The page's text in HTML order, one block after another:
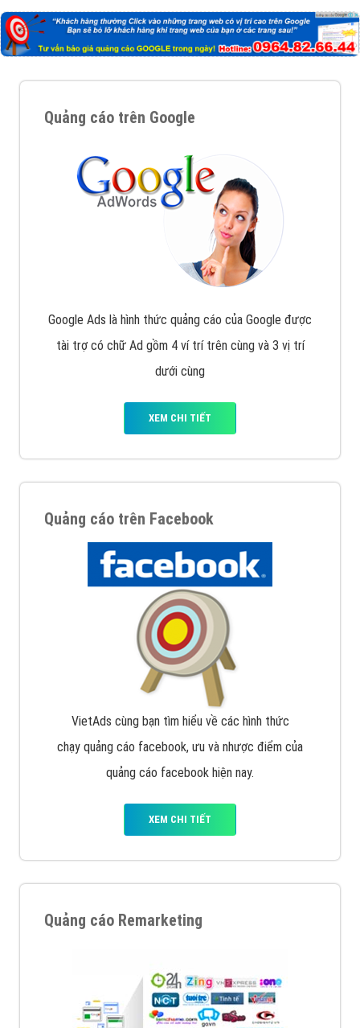
Nếu bạn đang cần quảng cáo, thiết kế web,
triển Website cho doanh nghiệp mình
. Đừng chần
chừ hãy nhấc máy lên và gọi ngay cho chúng tôi theo
Hotline: 0964 82 6644 (24/7) hoặc email:
để được tư vấn chuyên
sâu về giải pháp marketing hiệu quả cho doanh nghiệp
Google Ads là hình thức quảng cáo của Google được
tài trợ có chữ Ad gồm 4 ví trí trên cùng và 3 vị trí
dưới cùng
XEM CHI TIẾT